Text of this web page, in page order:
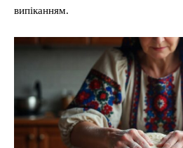
випіканням.